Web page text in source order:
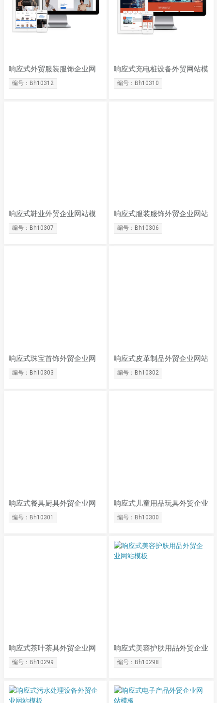
响应式外贸服装服饰企业网
站模板
编号：Bh10312
响应式充电桩设备外贸网站模
板
编号：Bh10310
响应式鞋业外贸企业网站模
板
编号：Bh10307
响应式服装服饰外贸企业网站
模板
编号：Bh10306
响应式珠宝首饰外贸企业网
站模板
编号：Bh10303
响应式皮革制品外贸企业网站
模板
编号：Bh10302
响应式餐具厨具外贸企业网
站模板
编号：Bh10301
响应式儿童用品玩具外贸企业
网站模板
编号：Bh10300
响应式茶叶茶具外贸企业网
站模板
编号：Bh10299
响应式美容护肤用品外贸企业
网站模板
编号：Bh10298